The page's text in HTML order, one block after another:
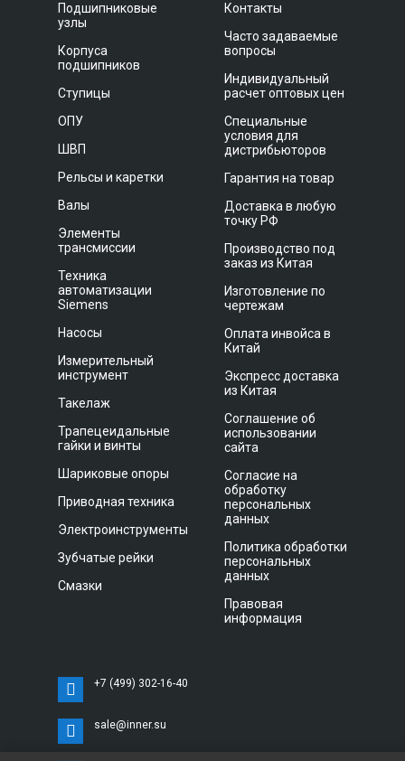
Подшипниковые
узлы
Корпуса
подшипников
Ступицы
ОПУ
ШВП
Рельсы и каретки
Валы
Элементы
трансмиссии
Техника
автоматизации
Siemens
Насосы
Измерительный
инструмент
Такелаж
Трапецеидальные
гайки и винты
Шариковые опоры
Приводная техника
Электроинструменты
Зубчатые рейки
Смазки
Контакты
Часто задаваемые
вопросы
Индивидуальный
расчет оптовых цен
Специальные
условия для
дистрибьюторов
Гарантия на товар
Доставка в любую
точку РФ
Производство под
заказ из Китая
Изготовление по
чертежам
Оплата инвойса в
Китай
Экспресс доставка
из Китая
Соглашение об
использовании
сайта
Согласие на
обработку
персональных
данных
Политика обработки
персональных
данных
Правовая
информация
+7 (499) 302-16-40
sale@inner.su